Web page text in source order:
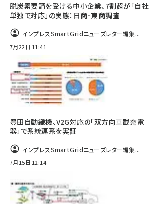
脱炭素要請を受ける中小企業、7割超が「自社
単独で対応」の実態：日商・東商調査
インプレスSmartGridニューズレター編集...
7月22日 11:41
豊田自動織機、V2G対応の「双方向車載充電
器」で系統連系を実証
インプレスSmartGridニューズレター編集...
7月15日 12:14